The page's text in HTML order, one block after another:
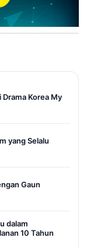
Korea My
yang Selalu
Gaun
dalam
10 Tahun